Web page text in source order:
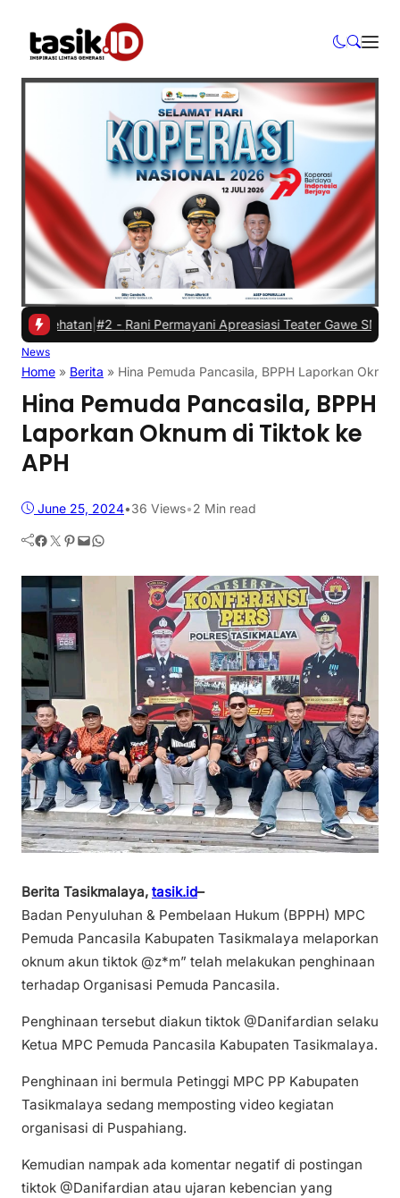
| #2 -Rani Permayani Apreasiasi Teater Gawe SMKN 3
News
Home » Berita » Hina Pemuda Pancasila, BPPH Laporkan
Hina Pemuda Pancasila, BPPH
Laporkan Oknum di Tiktok ke
APH
June 25, 2024•36 Views•2 Min read
Facebook Twitter Pinterest Mail WhatsApp
Berita Tasikmalaya, tasik.id–
Badan Penyuluhan & Pembelaan Hukum (BPPH) MPC
Pemuda Pancasila Kabupaten Tasikmalaya melaporkan
oknum akun tiktok @z*m” telah melakukan penghinaan
terhadap Organisasi Pemuda Pancasila.
Penghinaan tersebut diakun tiktok @Danifardian selaku
Ketua MPC Pemuda Pancasila Kabupaten Tasikmalaya.
Penghinaan ini bermula Petinggi MPC PP Kabupaten
Tasikmalaya sedang memposting video kegiatan
organisasi di Puspahiang.
Kemudian nampak ada komentar negatif di postingan
tiktok @Danifardian atau ujaran kebencian yang